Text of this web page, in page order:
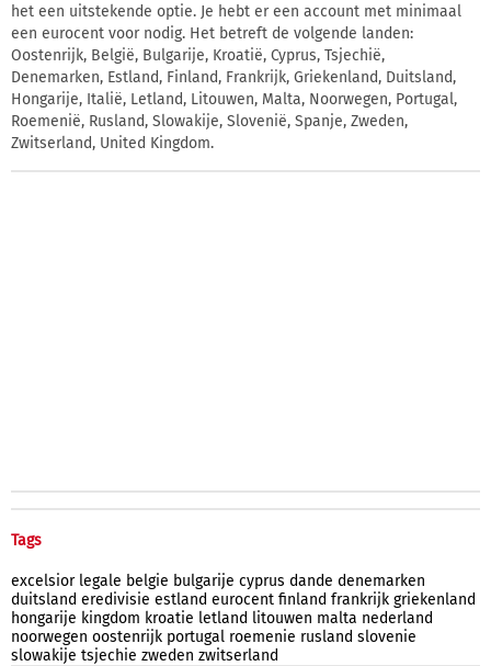
het een uitstekende optie. Je hebt er een account met minimaal
een eurocent voor nodig. Het betreft de volgende landen:
Oostenrijk, België, Bulgarije, Kroatië, Cyprus, Tsjechië,
Denemarken, Estland, Finland, Frankrijk, Griekenland, Duitsland,
Hongarije, Italië, Letland, Litouwen, Malta, Noorwegen, Portugal,
Roemenië, Rusland, Slowakije, Slovenië, Spanje, Zweden,
Zwitserland, United Kingdom.
Tags
excelsior legale belgie bulgarije cyprus dande denemarken
duitsland eredivisie estland eurocent finland frankrijk griekenland
hongarije kingdom kroatie letland litouwen malta nederland
noorwegen oostenrijk portugal roemenie rusland slovenie
slowakije tsjechie zweden zwitserland